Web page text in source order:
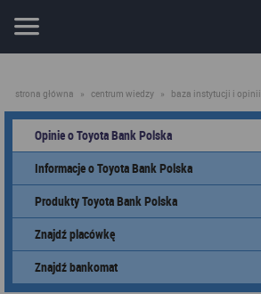
strona główna » centrum wiedzy » baza instytucji i opinii
Opinie o Toyota Bank Polska
Informacje o Toyota Bank Polska
Produkty Toyota Bank Polska
Znajdź placówkę
Znajdź bankomat